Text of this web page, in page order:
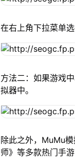
在右上角下拉菜单
方法二：如果游戏
拟器中。
除此之外，MuMu
师》等多款热门手